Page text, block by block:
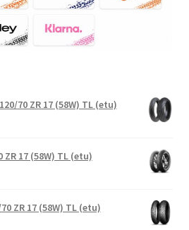
70 ZR 17 (58W) TL (etu)
ZR 17 (58W) TL (etu)
ZR 17 (58W) TL (etu)